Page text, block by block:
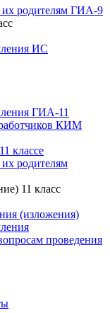
родителям ГИА-9
ИС
ГИА-11
КИМ
классе
родителям
11 класс
(изложения)
проведения